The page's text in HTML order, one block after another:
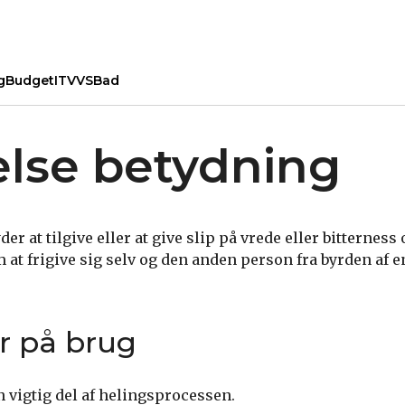
BudgetITVVSBad
betydning
at tilgive eller at give slip på vrede eller bitterness
at frigive sig selv og den anden person fra byrden af
på brug
vigtig del af helingsprocessen.